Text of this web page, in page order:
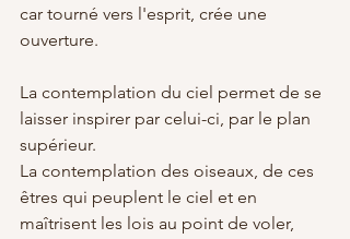
car tourné vers l'esprit, crée une
ouverture.
La contemplation du ciel permet de se
laisser inspirer par celui-ci, par le plan
supérieur.
La contemplation des oiseaux, de ces
êtres qui peuplent le ciel et en
maîtrisent les lois au point de voler,